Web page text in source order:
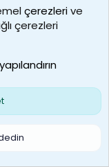
röportaja
vermişssin ki
ve
ama hiç
çerezlerive
çerezleri